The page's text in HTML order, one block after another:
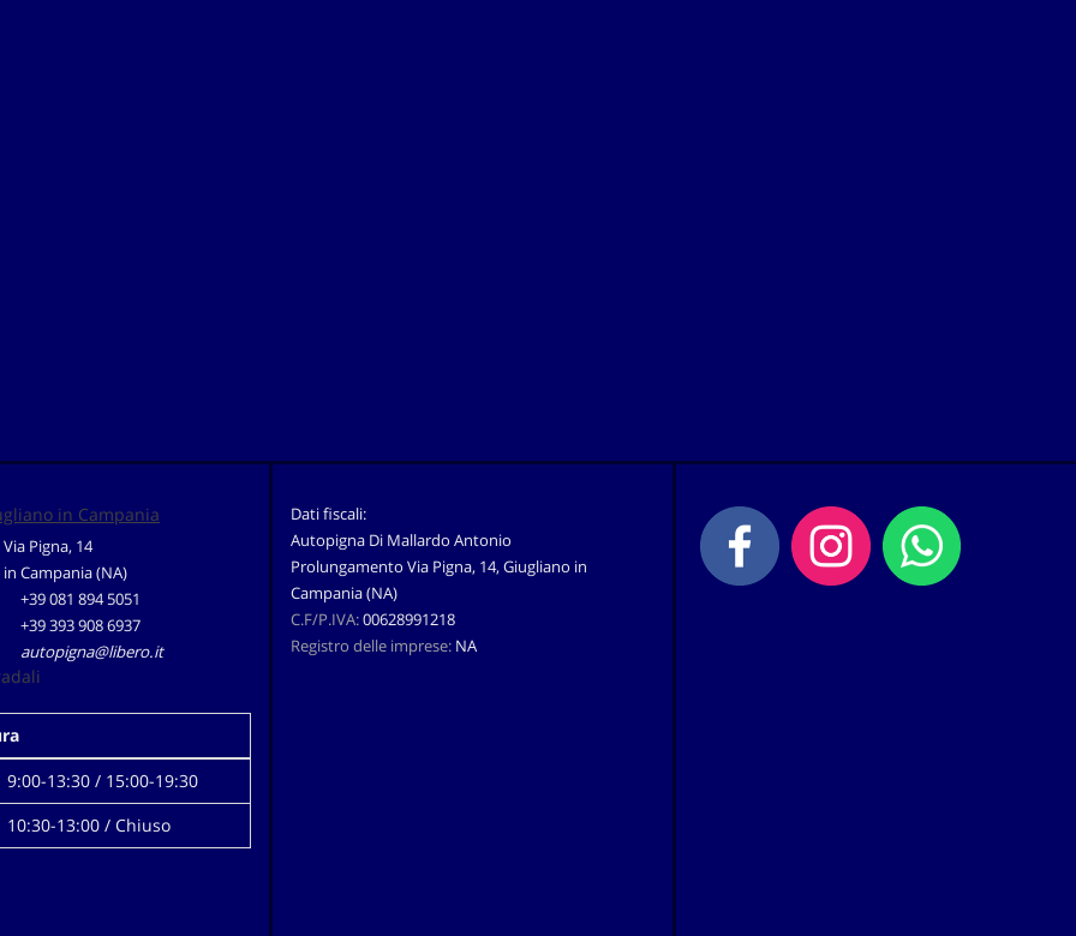
in Campania
Pigna, 14
in Campania (NA)
+39 081 894 5051
+39 393 908 6937
autopigna@libero.it
9:00-13:30 / 15:00-19:30
10:30-13:00 / Chiuso
Dati fiscali:
Autopigna Di Mallardo Antonio
Prolungamento Via Pigna, 14, Giugliano in
Campania (NA)
C.F/P.IVA:00628991218
Registro delle imprese: NA